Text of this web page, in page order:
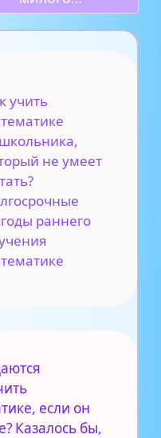
сквиши –
класс
учить
не умеет
раннего
если он
Казалось бы,